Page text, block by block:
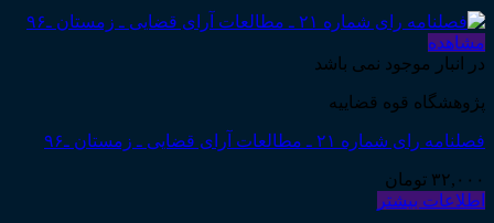
مشاهده
در انبار موجود نمی باشد
پژوهشگاه قوه قضاییه
فصلنامه رای شماره ۲۱ ـ مطالعات آرای قضایی ـ زمستان ـ۹۶
۳۲,۰۰۰ تومان
اطلاعات بیشتر